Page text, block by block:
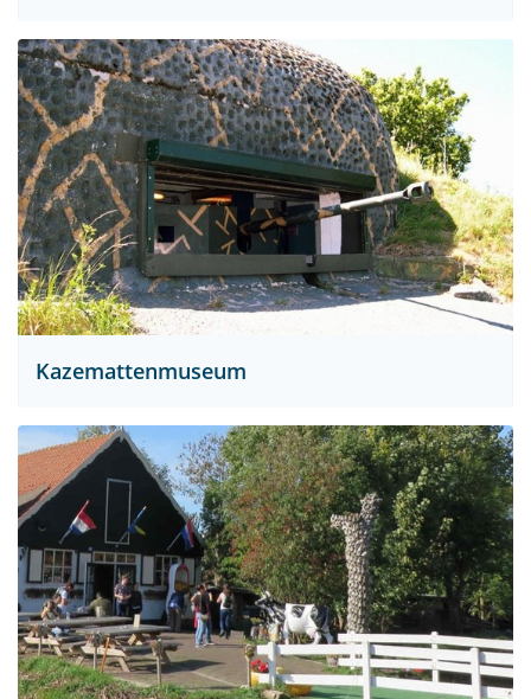
Kazemattenmuseum